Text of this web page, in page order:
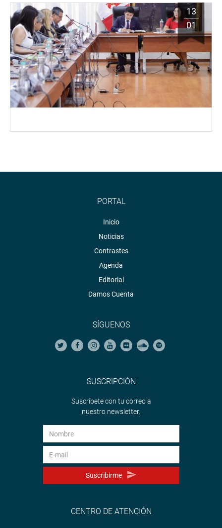
13
01
PORTAL
Inicio
Noticias
Contrastes
Agenda
Editorial
Damos Cuenta
SÍGUENOS
SUSCRIPCIÓN
Suscríbete con tu correo a
nuestro newsletter.
Suscribirme
CENTRO DE ATENCIÓN